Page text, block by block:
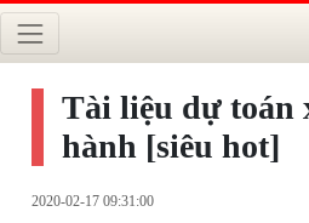
Tài liệu dự toán
hành [siêu hot]
2020-02-17 09:31:00